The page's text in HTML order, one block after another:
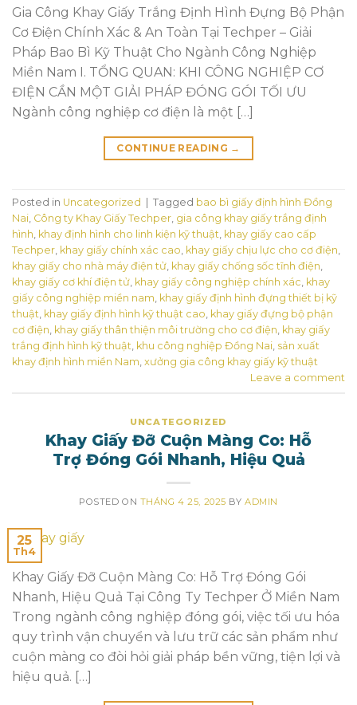
Gia Công Khay Giấy Trắng Định Hình Đựng Bộ Phận
Cơ Điện Chính Xác & An Toàn Tại Techper – Giải
Pháp Bao Bì Kỹ Thuật Cho Ngành Công Nghiệp
Miền Nam I. TỔNG QUAN: KHI CÔNG NGHIỆP CƠ
ĐIỆN CẦN MỘT GIẢI PHÁP ĐÓNG GÓI TỐI ƯU
Ngành công nghiệp cơ điện là một […]
CONTINUE READING →
Posted in Uncategorized Tagged bao bì giấy định hình Đồng
Nai, Công ty Khay Giấy Techper, gia công khay giấy trắng định
hình, khay định hình cho linh kiện kỹ thuật, khay giấy cao cấp
Techper, khay giấy chính xác cao, khay giấy chịu lực cho cơ điện,
khay giấy cho nhà máy điện tử, khay giấy chống sốc tĩnh điện,
khay giấy cơ khí điện tử, khay giấy công nghiệp chính xác, khay
giấy công nghiệp miền nam, khay giấy định hình đựng thiết bị kỹ
thuật, khay giấy định hình kỹ thuật cao, khay giấy đựng bộ phận
cơ điện, khay giấy thân thiện môi trường cho cơ điện, khay giấy
trắng định hình kỹ thuật, khu công nghiệp Đồng Nai, sản xuất
khay định hình miền Nam, xưởng gia công khay giấy kỹ thuật
Leave a comment
UNCATEGORIZED
Khay Giấy Đỡ Cuộn Màng Co: Hỗ
Trợ Đóng Gói Nhanh, Hiệu Quả
POSTED ON THÁNG 4 25, 2025 BY ADMIN
25
Th4
Khay Giấy Đỡ Cuộn Màng Co: Hỗ Trợ Đóng Gói
Nhanh, Hiệu Quả Tại Công Ty Techper Ở Miền Nam
Trong ngành công nghiệp đóng gói, việc tối ưu hóa
quy trình vận chuyển và lưu trữ các sản phẩm như
cuộn màng co đòi hỏi giải pháp bền vững, tiện lợi và
hiệu quả. […]